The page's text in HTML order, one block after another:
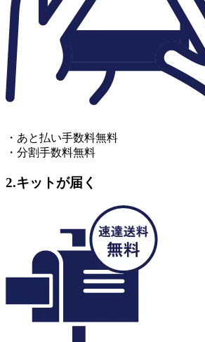
性的なパートナーの数が多い傾向
出生時の身長
長寿の傾向
睡眠時間の長さ
男性型脱毛症
体重
髪の色（ブロンド）
皮下脂肪の量
欠如歯の傾向
骨の健康状態
過体重へのなりやすさ
喫煙への興味
筋肉量
・あと払い手数料無料
・分割手数料無料
2.キットが届く